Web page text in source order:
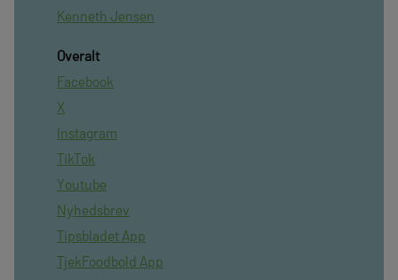
Kenneth Jensen
Overalt
Facebook
X
Instagram
TikTok
Youtube
Nyhedsbrev
Tipsbladet App
TjekFoodbold App